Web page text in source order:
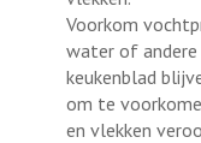
Voorkom
water of
keukenblad
om te
en vlekken